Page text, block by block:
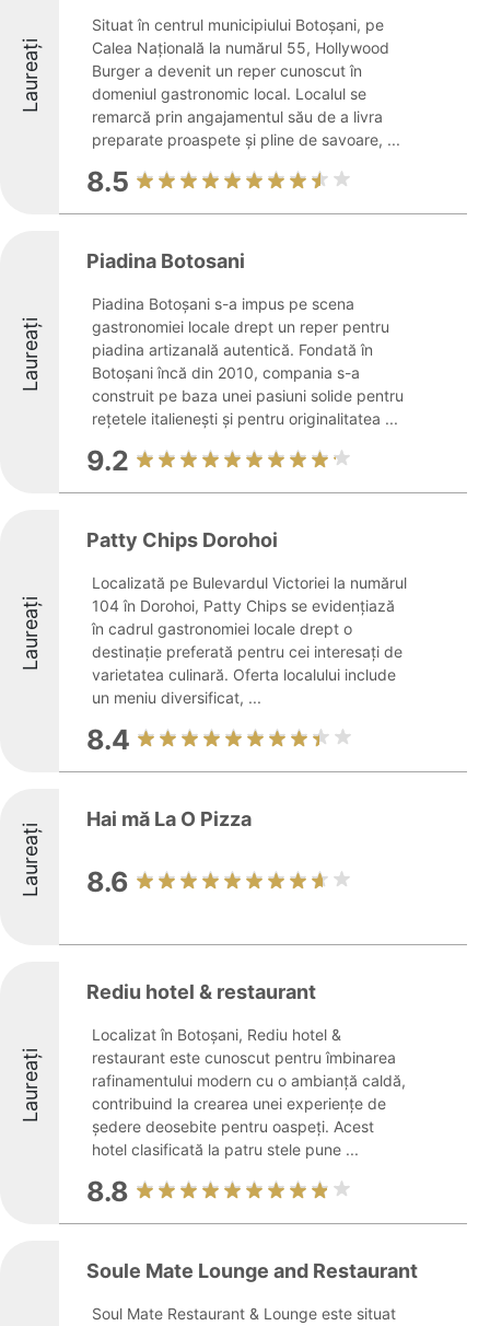
Laureați
Situat în centrul municipiului Botoșani, pe
Calea Națională la numărul 55, Hollywood
Burger a devenit un reper cunoscut în
domeniul gastronomic local. Localul se
remarcă prin angajamentul său de a livra
preparate proaspete și pline de savoare, ...
8.5
Laureați
Piadina Botosani
Piadina Botoșani s-a impus pe scena
gastronomiei locale drept un reper pentru
piadina artizanală autentică. Fondată în
Botoșani încă din 2010, compania s-a
construit pe baza unei pasiuni solide pentru
rețetele italienești și pentru originalitatea ...
9.2
Laureați
Patty Chips Dorohoi
Localizată pe Bulevardul Victoriei la numărul
104 în Dorohoi, Patty Chips se evidențiază
în cadrul gastronomiei locale drept o
destinație preferată pentru cei interesați de
varietatea culinară. Oferta localului include
un meniu diversificat, ...
8.4
Laureați
Hai mă La O Pizza
8.6
Laureați
Rediu hotel & restaurant
Localizat în Botoșani, Rediu hotel &
restaurant este cunoscut pentru îmbinarea
rafinamentului modern cu o ambianță caldă,
contribuind la crearea unei experiențe de
ședere deosebite pentru oaspeți. Acest
hotel clasificată la patru stele pune ...
8.8
Soule Mate Lounge and Restaurant
Soul Mate Restaurant & Lounge este situat